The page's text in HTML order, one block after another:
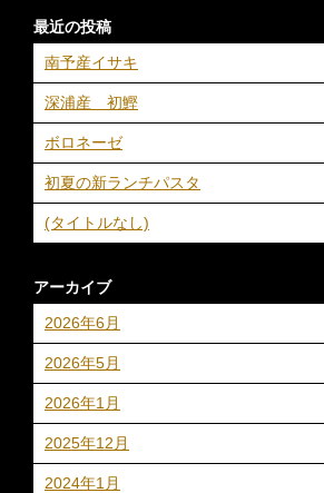
最近の投稿
南予産イサキ
深浦産 初鰹
ボロネーゼ
初夏の新ランチパスタ
(タイトルなし)
アーカイブ
2026年6月
2026年5月
2026年1月
2025年12月
2024年1月